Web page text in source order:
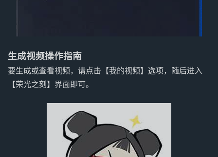
生成视频操作指南
要生成或查看视频，请点击【我的视频】选项，随后进入
【荣光之刻】界面即可。